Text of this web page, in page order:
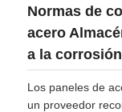
Normas de
acero
a la
Los paneles de
un proveedor